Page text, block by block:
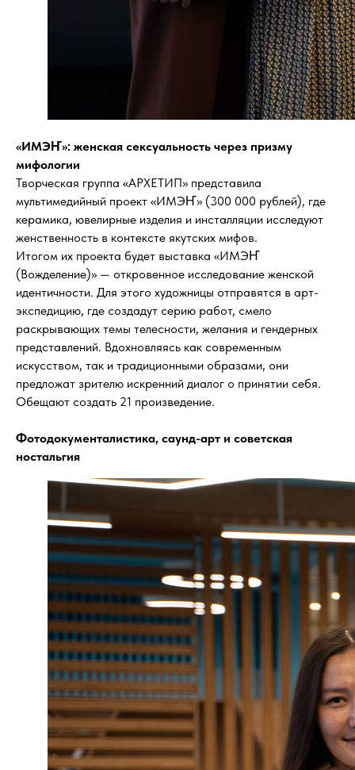
«ИМЭҤ»: женская сексуальность через призму
мифологии
Творческая группа «АРХЕТИП» представила
мультимедийный проект «ИМЭҤ» (300 000 рублей), где
керамика, ювелирные изделия и инсталляции исследуют
женственность в контексте якутских мифов.
Итогом их проекта будет выставка «ИМЭҤ
(Вожделение)» — откровенное исследование женской
идентичности. Для этого художницы отправятся в арт-
экспедицию, где создадут серию работ, смело
раскрывающих темы телесности, желания и гендерных
представлений. Вдохновляясь как современным
искусством, так и традиционными образами, они
предложат зрителю искренний диалог о принятии себя.
Обещают создать 21 произведение.
Фотодокументалистика, саунд-арт и советская
ностальгия